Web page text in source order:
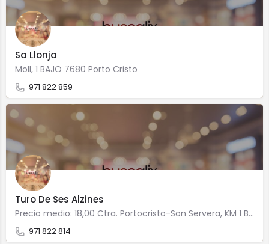
Sa Llonja
Moll, 1 BAJO 7680 Porto Cristo
971 822 859
Turo De Ses Alzines
Precio medio: 18,00 Ctra. Portocristo-Son Servera, KM 1 BAJO 7680 Porto Cristo
971 822 814